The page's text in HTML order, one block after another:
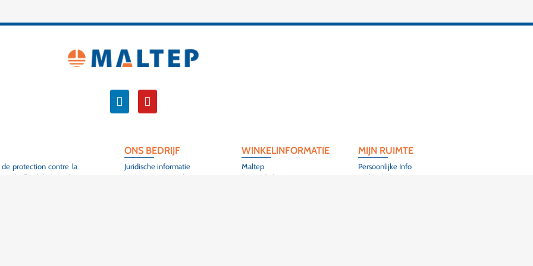
protection contre la
flexibilité et des
ONS BEDRIJF
Juridische informatie
Verkoopvoorwaarden
WINKELINFORMATIE
Maltep
3 Rue de l'Artisanat
MIJN RUIMTE
Persoonlijke Info
Verlanglijst